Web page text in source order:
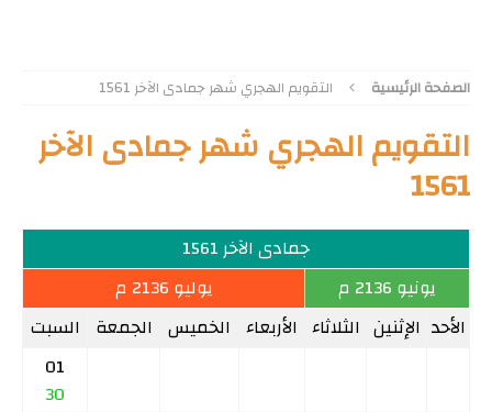
الصفحة الرئيسية التقويم الهجري شهر جمادى الآخر 1561
التقويم الهجري شهر جمادى الآخر
1561
جمادى الآخر 1561
يونيو 2136 م
يوليو 2136 م
الأحد الإثنين الثلاثاء الأربعاء الخميس الجمعة السبت
01
30